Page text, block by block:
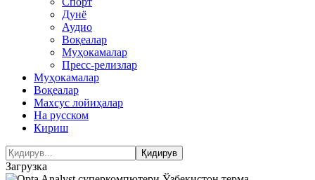
Дунё
Аудио
Воқеалар
Муҳокамалар
Пресс-релизлар
Муҳокамалар
Воқеалар
Махсус лойиҳалар
На русском
Кириш
Загрузка